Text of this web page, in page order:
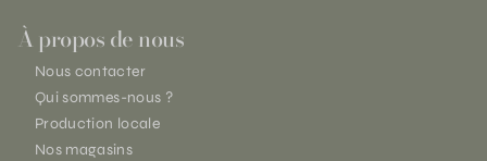
À propos de nous
Nous contacter
Qui sommes-nous ?
Production locale
Nos magasins